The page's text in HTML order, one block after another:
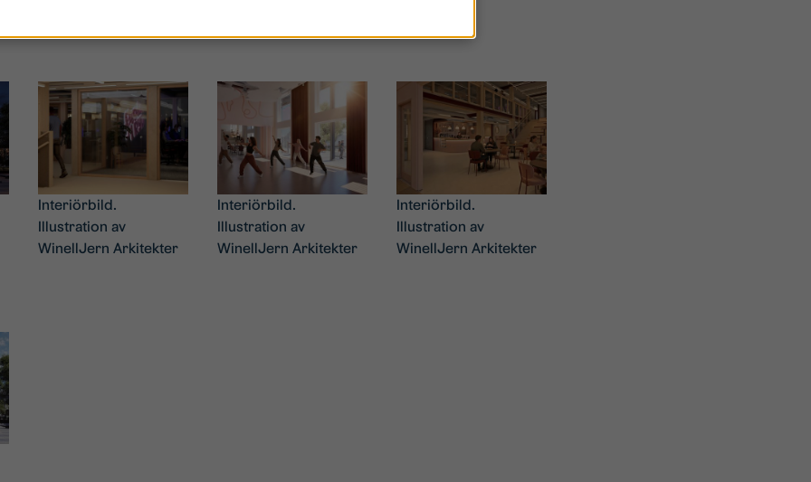
Interiörbild.
Illustration av
WinellJern Arkitekter
Interiörbild.
Illustration av
WinellJern Arkitekter
Interiörbild.
Illustration av
WinellJern Arkitekter